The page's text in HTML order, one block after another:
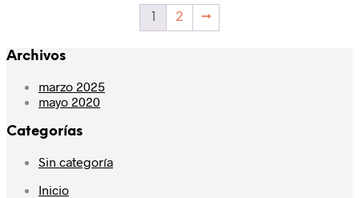
1 2 →
Archivos
marzo 2025
mayo 2020
Categorías
Sin categoría
Inicio